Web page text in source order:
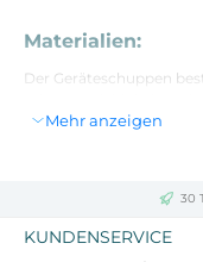
Materialien:
Der Geräteschuppen
Gesamtmaße: 87L x
Lieferumfang:
Mehr anzeigen
30
KUNDENSERVICE